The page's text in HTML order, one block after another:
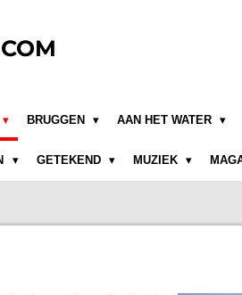
BRUGGEN AAN HET WATER
GETEKEND MUZIEK